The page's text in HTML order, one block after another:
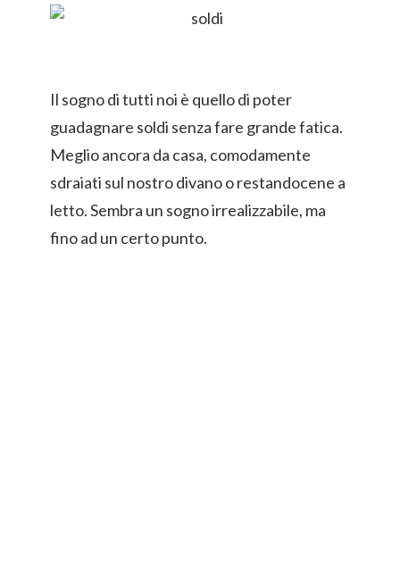
Il sogno di tutti noi è quello di poter
guadagnare soldi senza fare grande fatica.
Meglio ancora da casa, comodamente
sdraiati sul nostro divano o restandocene a
letto. Sembra un sogno irrealizzabile, ma
fino ad un certo punto.